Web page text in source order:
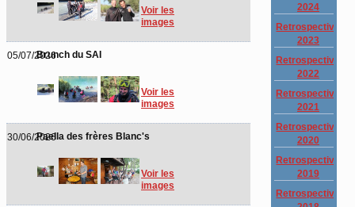
Voir les
images
05/07/2026Brunch du SAI
Voir les
images
30/06/2026Paella des frères Blanc's
Voir les
images
2024
Retrospective
2023
Retrospective
2022
Retrospective
2021
Retrospective
2020
Retrospective
2019
Retrospective